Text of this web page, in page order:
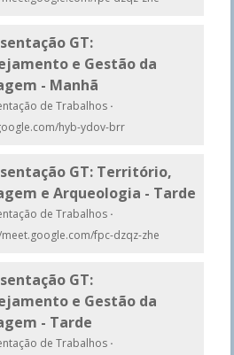
GT:
e Gestão da
- Manhã
de Trabalhos ·
hyb-ydov-brr
GT: Território,
e Arqueologia - Tarde
de Trabalhos ·
fpc-dzqz-zhe
GT:
e Gestão da
- Tarde
de Trabalhos ·